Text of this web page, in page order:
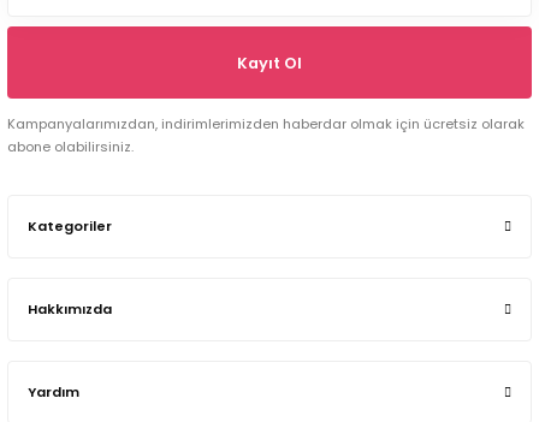
Kategoriler
Hakkımızda
Yardım
Kayıt Ol
Kampanyalarımızdan, indirimlerimizden haberdar olmak için ücretsiz olarak
abone olabilirsiniz.